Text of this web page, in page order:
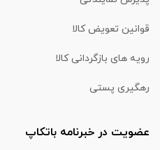
قوانین تعویض کالا
رویه های بازگردانی کالا
رهگیری پستی
عضویت در خبرنامه باتکاپ